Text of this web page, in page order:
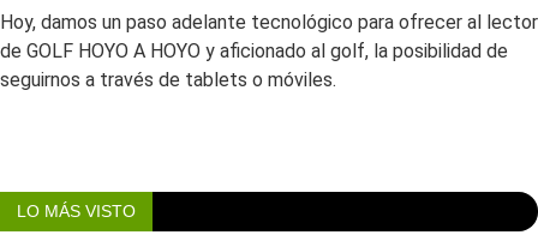
Hoy, damos un paso adelante tecnológico para ofrecer al lector
de GOLF HOYO A HOYO y aficionado al golf, la posibilidad de
seguirnos a través de tablets o móviles.
LO MÁS VISTO